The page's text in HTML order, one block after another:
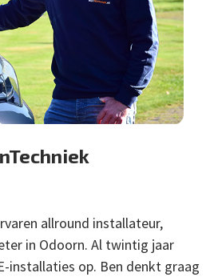
allround installateur,
in Odoorn. Al twintig jaar
installaties op. Ben denkt graag